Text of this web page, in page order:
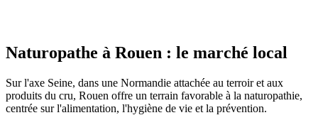
Naturopathe à Rouen : le marché local
Sur l'axe Seine, dans une Normandie attachée au terroir et aux
produits du cru, Rouen offre un terrain favorable à la naturopathie,
centrée sur l'alimentation, l'hygiène de vie et la prévention.